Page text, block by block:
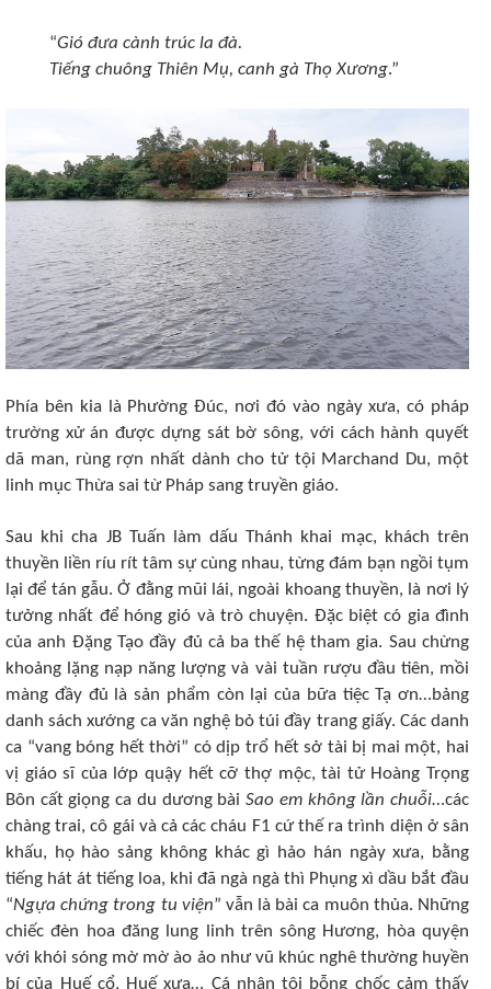
“Gió đưa cành trúc la đà.
Tiếng chuông Thiên Mụ, canh gà Thọ Xương.”
Phía bên kia là Phường Đúc, nơi đó vào ngày xưa, có pháp
trường xử án được dựng sát bờ sông, với cách hành quyết
dã man, rùng rợn nhất dành cho tử tội Marchand Du, một
linh mục Thừa sai từ Pháp sang truyền giáo.
Sau khi cha JB Tuấn làm dấu Thánh khai mạc, khách trên
thuyền liền ríu rít tâm sự cùng nhau, từng đám bạn ngồi tụm
lại để tán gẫu. Ở đằng mũi lái, ngoài khoang thuyền, là nơi lý
tưởng nhất để hóng gió và trò chuyện. Đặc biệt có gia đình
của anh Đặng Tạo đầy đủ cả ba thế hệ tham gia. Sau chừng
khoảng lặng nạp năng lượng và vài tuần rượu đầu tiên, mồi
màng đầy đủ là sản phẩm còn lại của bữa tiệc Tạ ơn…bảng
danh sách xướng ca văn nghệ bỏ túi đầy trang giấy. Các danh
ca “vang bóng hết thời” có dịp trổ hết sở tài bị mai một, hai
vị giáo sĩ của lớp quậy hết cỡ thợ mộc, tài tử Hoàng Trọng
Bôn cất giọng ca du dương bàiSao em không lần chuỗi…các
chàng trai, cô gái và cả các cháu F1 cứ thế ra trình diện ở sân
khấu, họ hào sảng không khác gì hảo hán ngày xưa, bằng
tiếng hát át tiếng loa, khi đã ngà ngà thì Phụng xì dầu bắt đầu
“Ngựa chứng trong tu viện” vẫn là bài ca muôn thủa. Những
chiếc đèn hoa đăng lung linh trên sông Hương, hòa quyện
với khói sóng mờ mờ ào ảo như vũ khúc nghê thường huyền
bí của Huế cổ, Huế xưa… Cá nhân tôi bỗng chốc cảm thấy